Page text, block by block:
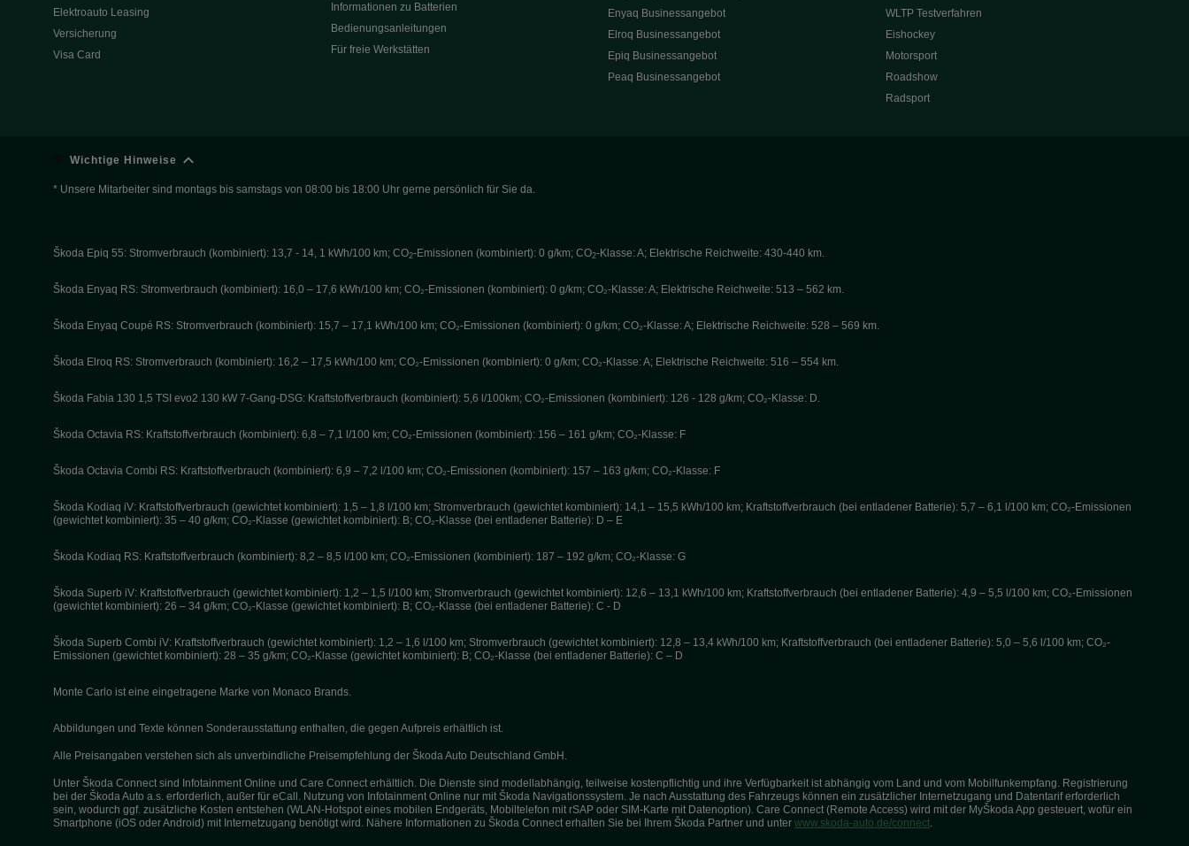
Elektroauto Leasing
Versicherung
Visa Card
Informationen zu Batterien
Bedienungsanleitungen
Für freie Werkstätten
Enyaq Businessangebot
Elroq Businessangebot
Epiq Businessangebot
Peaq Businessangebot
WLTP Testverfahren
Eishockey
Motorsport
Roadshow
Radsport
Wichtige Hinweise
* Unsere Mitarbeiter sind montags bis samstags von 08:00 bis 18:00 Uhr gerne persönlich für Sie da.
Škoda Epiq 55: Stromverbrauch (kombiniert): 13,7 - 14, 1 kWh/100 km; CO2-Emissionen (kombiniert): 0 g/km; CO2-Klasse: A; Elektrische Reichweite: 430-440 km.
Škoda Enyaq RS: Stromverbrauch (kombiniert): 16,0 – 17,6 kWh/100 km; CO₂-Emissionen (kombiniert): 0 g/km; CO₂-Klasse: A; Elektrische Reichweite: 513 – 562 km.
Škoda Enyaq Coupé RS: Stromverbrauch (kombiniert): 15,7 – 17,1 kWh/100 km; CO₂-Emissionen (kombiniert): 0 g/km; CO₂-Klasse: A; Elektrische Reichweite: 528 – 569 km.
Škoda Elroq RS: Stromverbrauch (kombiniert): 16,2 – 17,5 kWh/100 km; CO₂-Emissionen (kombiniert): 0 g/km; CO₂-Klasse: A; Elektrische Reichweite: 516 – 554 km.
Škoda Fabia 130 1,5 TSI evo2 130 kW 7-Gang-DSG: Kraftstoffverbrauch (kombiniert): 5,6 l/100km; CO₂-Emissionen (kombiniert): 126 - 128 g/km; CO₂-Klasse: D.
Škoda Octavia RS: Kraftstoffverbrauch (kombiniert): 6,8 – 7,1 l/100 km; CO₂-Emissionen (kombiniert): 156 – 161 g/km; CO₂-Klasse: F
Škoda Octavia Combi RS: Kraftstoffverbrauch (kombiniert): 6,9 – 7,2 l/100 km; CO₂-Emissionen (kombiniert): 157 – 163 g/km; CO₂-Klasse: F
Škoda Kodiaq iV: Kraftstoffverbrauch (gewichtet kombiniert): 1,5 – 1,8 l/100 km; Stromverbrauch (gewichtet kombiniert): 14,1 – 15,5 kWh/100 km; Kraftstoffverbrauch (bei entladener Batterie): 5,7 – 6,1 l/100 km; CO₂-Emissionen
(gewichtet kombiniert): 35 – 40 g/km; CO₂-Klasse (gewichtet kombiniert): B; CO₂-Klasse (bei entladener Batterie): D – E
Škoda Kodiaq RS: Kraftstoffverbrauch (kombiniert): 8,2 – 8,5 l/100 km; CO₂-Emissionen (kombiniert): 187 – 192 g/km; CO₂-Klasse: G
Škoda Superb iV: Kraftstoffverbrauch (gewichtet kombiniert): 1,2 – 1,5 l/100 km; Stromverbrauch (gewichtet kombiniert): 12,6 – 13,1 kWh/100 km; Kraftstoffverbrauch (bei entladener Batterie): 4,9 – 5,5 l/100 km; CO₂-Emissionen
(gewichtet kombiniert): 26 – 34 g/km; CO₂-Klasse (gewichtet kombiniert): B; CO₂-Klasse (bei entladener Batterie): C - D
Škoda Superb Combi iV: Kraftstoffverbrauch (gewichtet kombiniert): 1,2 – 1,6 l/100 km; Stromverbrauch (gewichtet kombiniert): 12,8 – 13,4 kWh/100 km; Kraftstoffverbrauch (bei entladener Batterie): 5,0 – 5,6 l/100 km; CO₂-
Emissionen (gewichtet kombiniert): 28 – 35 g/km; CO₂-Klasse (gewichtet kombiniert): B; CO₂-Klasse (bei entladener Batterie): C – D
Monte Carlo ist eine eingetragene Marke von Monaco Brands.
Abbildungen und Texte können Sonderausstattung enthalten, die gegen Aufpreis erhältlich ist.
Alle Preisangaben verstehen sich als unverbindliche Preisempfehlung der Škoda Auto Deutschland GmbH.
Unter Škoda Connect sind Infotainment Online und Care Connect erhältlich. Die Dienste sind modellabhängig, teilweise kostenpflichtig und ihre Verfügbarkeit ist abhängig vom Land und vom Mobilfunkempfang. Registrierung
bei der Škoda Auto a.s. erforderlich, außer für eCall. Nutzung von Infotainment Online nur mit Škoda Navigationssystem. Je nach Ausstattung des Fahrzeugs können ein zusätzlicher Internetzugang und Datentarif erforderlich
sein, wodurch ggf. zusätzliche Kosten entstehen (WLAN-Hotspot eines mobilen Endgeräts, Mobiltelefon mit rSAP oder SIM-Karte mit Datenoption). Care Connect (Remote Access) wird mit der MyŠkoda App gesteuert, wofür ein
Smartphone (iOS oder Android) mit Internetzugang benötigt wird. Nähere Informationen zu Škoda Connect erhalten Sie bei Ihrem Škoda Partner und unter www.skoda-auto.de/connect.